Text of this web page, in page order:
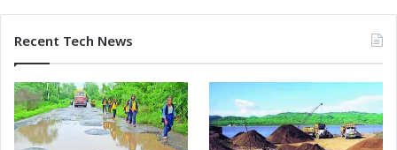
Recent Tech News